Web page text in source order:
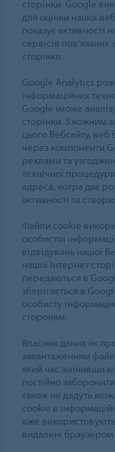
сторінки. Google
для оцінки нашої
показує активності
сервісів
сторінки.
Google Analytics
інформаційних
Google iможе
сторінки. З кожним
цього Вебсайту, веб
через компоненти
реклами та
технічної
адреса, котра дає
активності та
Файли cookie
особистої
відвідувань нашої
нашої Інтернет
передаються в
зберігається в
особисту
сторонам.
Власник даних як
завантаженням
який час змінивши
постійно
також не дадуть
cookie в
вже
видалені